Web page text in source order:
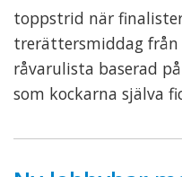
toppstrid när
trerättersmiddag från
råvarulista baserad
som kockarna själva